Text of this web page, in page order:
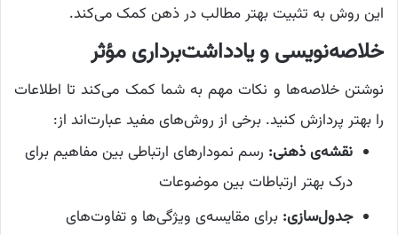
این روش به تثبیت بهتر مطالب در ذهن کمک می‌کند.
خلاصه‌نویسی و یادداشت‌برداری مؤثر
نوشتن خلاصه‌ها و نکات مهم به شما کمک می‌کند تا اطلاعات
را بهتر پردازش کنید. برخی از روش‌های مفید عبارت‌اند از:
نقشه‌ی ذهنی: رسم نمودارهای ارتباطی بین مفاهیم برای
درک بهتر ارتباطات بین موضوعات
جدول‌سازی: برای مقایسه‌ی ویژگی‌ها و تفاوت‌های